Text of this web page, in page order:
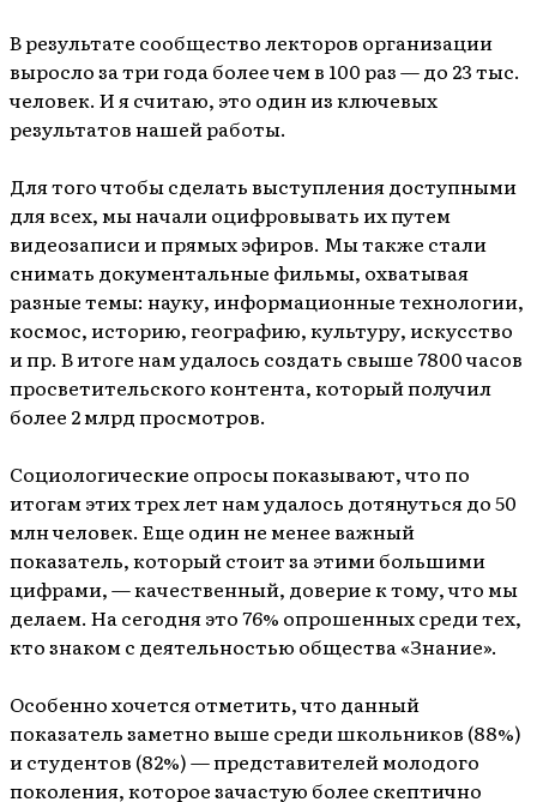
В результате сообщество лекторов организации
выросло за три года более чем в 100 раз — до 23 тыс.
человек. И я считаю, это один из ключевых
результатов нашей работы.
Для того чтобы сделать выступления доступными
для всех, мы начали оцифровывать их путем
видеозаписи и прямых эфиров. Мы также стали
снимать документальные фильмы, охватывая
разные темы: науку, информационные технологии,
космос, историю, географию, культуру, искусство
и пр. В итоге нам удалось создать свыше 7800 часов
просветительского контента, который получил
более 2 млрд просмотров.
Социологические опросы показывают, что по
итогам этих трех лет нам удалось дотянуться до 50
млн человек. Еще один не менее важный
показатель, который стоит за этими большими
цифрами, — качественный, доверие к тому, что мы
делаем. На сегодня это 76% опрошенных среди тех,
кто знаком с деятельностью общества «Знание».
Особенно хочется отметить, что данный
показатель заметно выше среди школьников (88%)
и студентов (82%) — представителей молодого
поколения, которое зачастую более скептично